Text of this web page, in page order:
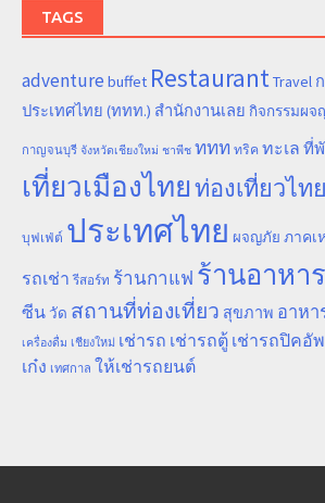
TAGS
adventure buffet RestaurantTravel
ประเทศไทย (ททท.) สำนักงานเลย กิจกรรมผจ
กาญจนบุรี จังหวัดเชียงใหม่ ชาพีช ททท ทริค ทะเล ที่
เที่ยวเมืองไทยท่องเที่ยวไทย
บุฟเฟ่ต์ ประเทศไทย ผจญภัย ภาคเ
รถเช่า รีสอร์ท ร้านกาแฟ ร้านอาหาร
ซีน วัด สถานที่ท่องเที่ยว สุขภาพ อาหา
เครื่องดื่ม เชียงใหม่ เช่ารถ เช่ารถตู้ เช่ารถปิคอัพ
เก๋ง เทศกาล ให้เช่ารถยนต์